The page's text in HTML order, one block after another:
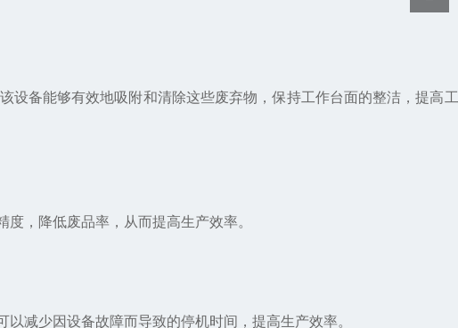
备能够有效地吸附和清除这些废弃物，保持工作台面的整洁，提高
，降低废品率，从而提高生产效率。
减少因设备故障而导致的停机时间，提高生产效率。